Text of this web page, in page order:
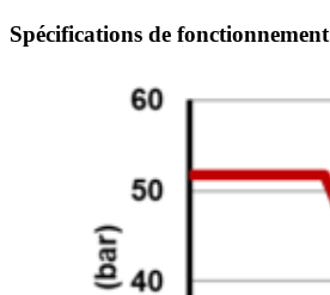
Spécifications de fonctionnement